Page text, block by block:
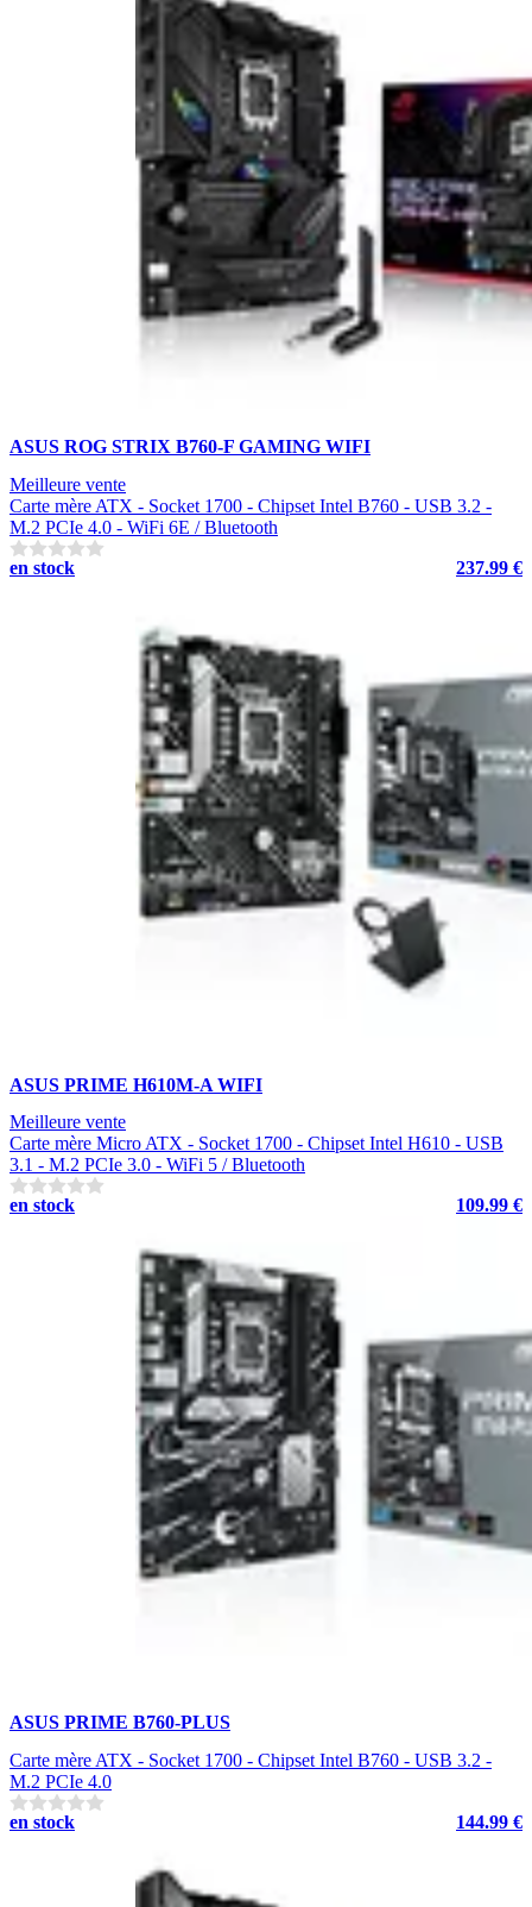
ASUS ROG STRIX B760-F GAMING WIFI
Meilleure vente
Carte mère ATX - Socket 1700 - Chipset Intel B760 - USB 3.2 -
M.2 PCIe 4.0 - WiFi 6E / Bluetooth
en stock
237.99 €
ASUS PRIME H610M-A WIFI
Meilleure vente
Carte mère Micro ATX - Socket 1700 - Chipset Intel H610 - USB
3.1 - M.2 PCIe 3.0 - WiFi 5 / Bluetooth
en stock
109.99 €
ASUS PRIME B760-PLUS
Carte mère ATX - Socket 1700 - Chipset Intel B760 - USB 3.2 -
M.2 PCIe 4.0
en stock
144.99 €